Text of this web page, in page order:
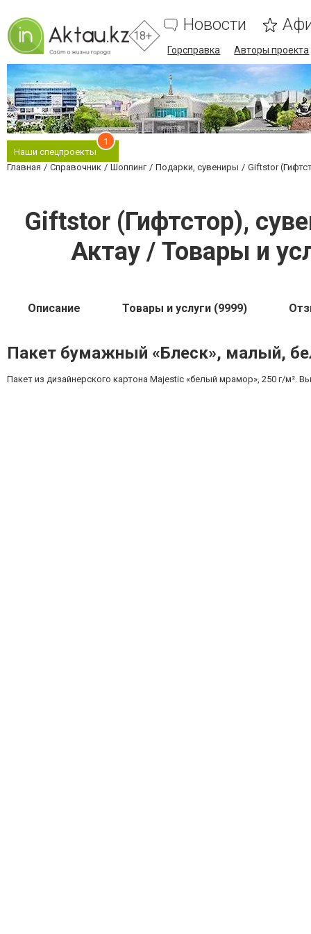
18+
Новости
Горсправка Авторы проекта
Наши спецпроекты
1
Главная Справочник Шоппинг Подарки, сувениры Giftstor
Giftstor (Гифтстор),
Актау / Товары и
Описание Товары и услуги (9999)
Пакет бумажный «Блеск», малый,
Пакет из дизайнерского картона Majestic «белый мрамор», 250 г/м².